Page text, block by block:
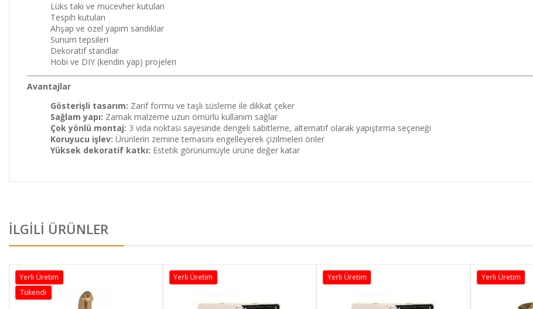
Lüks takı ve mücevher kutuları
Tespih kutuları
Ahşap ve özel yapım sandıklar
Sunum tepsileri
Dekoratif standlar
Hobi ve DIY (kendin yap) projeleri
Avantajlar
Gösterişli tasarım: Zarif formu ve taşlı süsleme ile dikkat çeker
Sağlam yapı: Zamak malzeme uzun ömürlü kullanım sağlar
Çok yönlü montaj: 3 vida noktası sayesinde dengeli sabitleme, alternatif olarak yapıştırma seçeneği
Koruyucu işlev: Ürünlerin zemine temasını engelleyerek çizilmeleri önler
Yüksek dekoratif katkı: Estetik görünümüyle ürüne değer katar
İLGİLİ ÜRÜNLER
Yerli Üretim
Tükendi
Yerli Üretim Yerli Üretim Yerli Üretim